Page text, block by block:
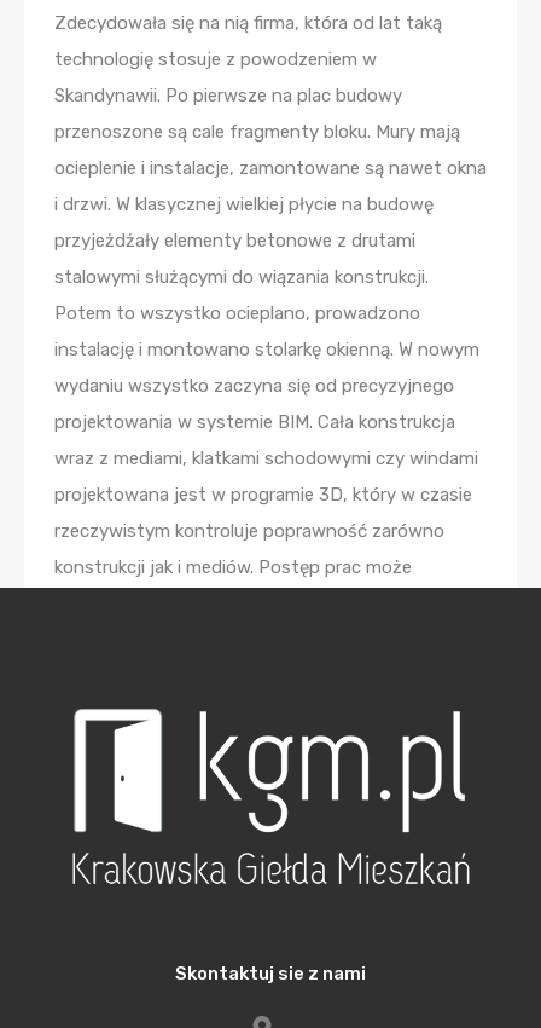
Zdecydowała się na nią firma, która od lat taką
technologię stosuje z powodzeniem w
Skandynawii. Po pierwsze na plac budowy
przenoszone są cale fragmenty bloku. Mury mają
ocieplenie i instalacje, zamontowane są nawet okna
i drzwi. W klasycznej wielkiej płycie na budowę
przyjeżdżały elementy betonowe z drutami
stalowymi służącymi do wiązania konstrukcji.
Potem to wszystko ocieplano, prowadzono
instalację i montowano stolarkę okienną. W nowym
wydaniu wszystko zaczyna się od precyzyjnego
projektowania w systemie BIM. Cała konstrukcja
wraz z mediami, klatkami schodowymi czy windami
projektowana jest w programie 3D, który w czasie
rzeczywistym kontroluje poprawność zarówno
konstrukcji jak i mediów. Postęp prac może
dopasowane do całej konstrukcji. W podanym
przypadku montaż jednej kondygnacji zajął jedynie
9 dni. To wielokrotnie szybciej niż przy
zastosowaniu technologii tradycyjnej.
Wydrukuj sobie dom
domy drukowane z drukarek 3D. W zeszłym roku taki
Skontaktuj sie z nami